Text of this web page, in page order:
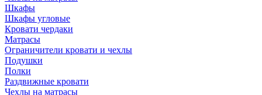
Шкафы
Шкафы угловые
Кровати чердаки
Матрасы
Ограничители кровати и чехлы
Подушки
Полки
Раздвижные кровати
Чехлы на матрасы